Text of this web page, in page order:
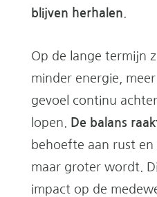
blijven herhalen
Op de lange termijn
minder energie,
gevoel continu
lopen.
De balans
behoefte aan rust en
maar groter wordt.
impact op de